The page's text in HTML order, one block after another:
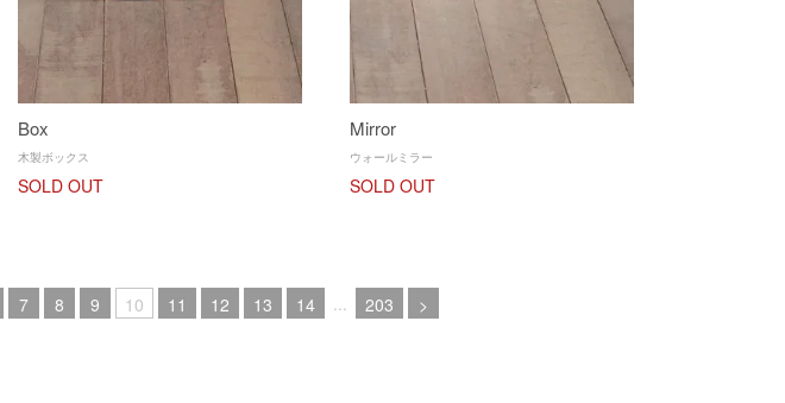
Box
木製ボックス
SOLD OUT
Mirror
ウォールミラー
SOLD OUT
7 8 9 10 11 12 13 14 ... 203 >